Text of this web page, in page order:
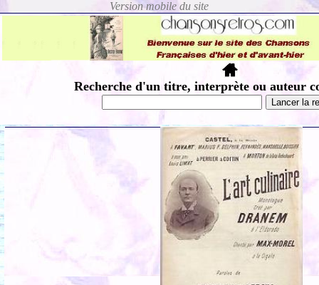
Recherche d'un titre, interprète ou auteur